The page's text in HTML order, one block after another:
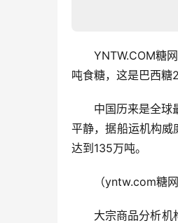
YNTW.COM糖
吨食糖，这是巴西糖
中国历来是全球
平静，据船运机构威
达到135万吨。
（yntw.com糖
大宗商品分析机